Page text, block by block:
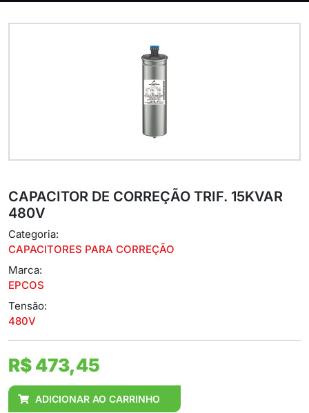
CAPACITOR DE CORREÇÃO TRIF. 15KVAR
480V
Categoria:
CAPACITORES PARA CORREÇÃO
Marca:
EPCOS
Tensão:
480V
R$ 473,45
ADICIONAR AO CARRINHO